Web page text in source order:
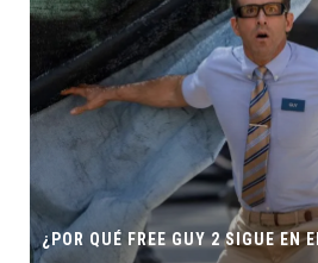
¿POR QUÉ FREE GUY 2 SIGUE EN